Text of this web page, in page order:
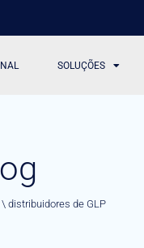
SOLUÇÕES
\ distribuidores de GLP